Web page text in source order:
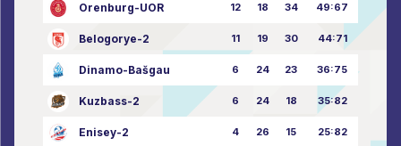
Orenburg-UOR 12 18 34 49:67
Belogorye-2 11 19 30 44:71
Dinamo-Bašgau 6 24 23 36:75
Kuzbass-2 6 24 18 35:82
Enisey-2 4 26 15 25:82